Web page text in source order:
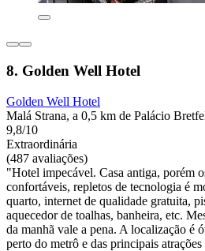
8. Golden Well Hotel
Golden Well Hotel
Malá Strana, a 0,5 km de Palácio
9,8/10
Extraordinária
(487 avaliações)
"Hotel impecável. Casa antiga, porém
confortáveis, repletos de tecnologia é
quarto, internet de qualidade gratuita,
aquecedor de toalhas, banheira, etc.
da manhã vale a pena. A localização é
perto do metrô e das principais